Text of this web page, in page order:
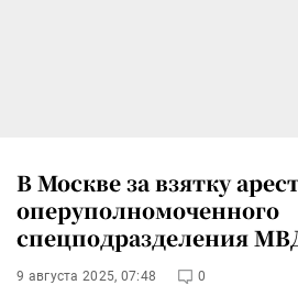
В Москве за взятку
оперуполномоченного
спецподразделения
9 августа 2025, 07:48 0